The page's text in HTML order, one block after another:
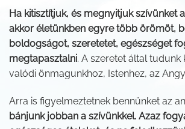
Ha kitisztítjuk, és megnyitjuk szívünket
akkor életünkben egyre több örömöt,
boldogságot, szeretetet, egészséget
megtapasztalni. A szeretet által
valódi önmagunkhoz, Istenhez, az
Arra is figyelmeztetnek bennünket az
bánjunk jobban a szívünkkel. Azaz